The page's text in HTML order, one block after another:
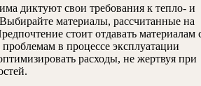
диктуют свои требования к тепло- и
материалы, рассчитанные на
стоит отдавать материалам
в процессе эксплуатации
расходы, не жертвуя при